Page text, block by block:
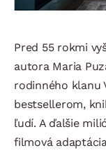
Pred 55 rokmi
autora Maria
rodinného klanu
bestsellerom,
ľudí. A ďalšie
filmová